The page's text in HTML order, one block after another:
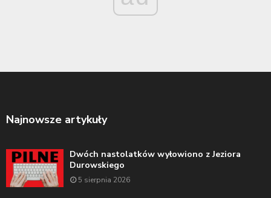
Najnowsze artykuły
Dwóch nastolatków wyłowiono z Jeziora
Durowskiego
5 sierpnia 2026